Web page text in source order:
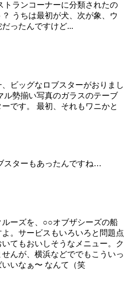
トランコーナーに分類されたの
うちは最初が犬、次が象、ウ
ったんですけど...
ビッグなロブスターがおりまし
ル勢揃い写真のガラスのテーブ
です。 最初、それもワニかと
スターもあったんですね…
ーズを、○○オブザシーズの船
。サービスもいろいろと問題点
てもおいしそうなメニュー。ク
んが、横浜などででもこういっ
いなぁ〜 なんて（笑